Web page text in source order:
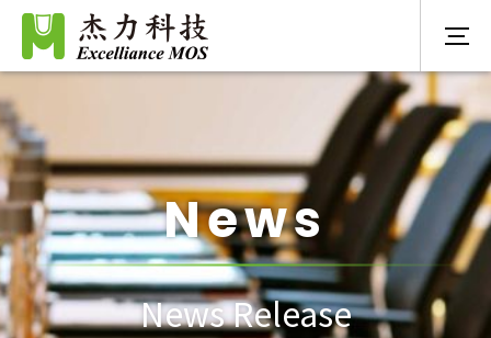
News
News Release